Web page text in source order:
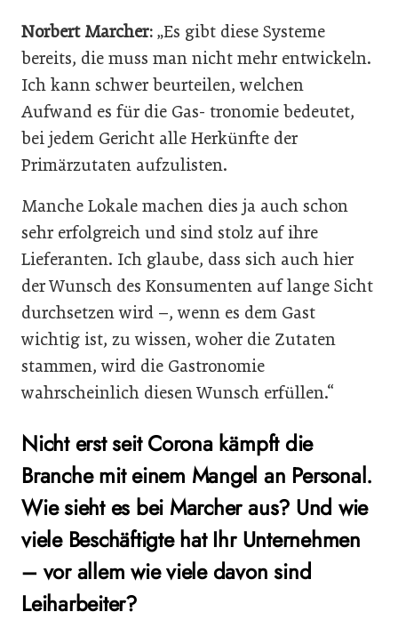
Norbert Marcher: „Es gibt diese Systeme
bereits, die muss man nicht mehr entwickeln.
Ich kann schwer beurteilen, welchen
Aufwand es für die Gas- tronomie bedeutet,
bei jedem Gericht alle Herkünfte der
Primärzutaten aufzulisten.
Manche Lokale machen dies ja auch schon
sehr erfolgreich und sind stolz auf ihre
Lieferanten. Ich glaube, dass sich auch hier
der Wunsch des Konsumenten auf lange Sicht
durchsetzen wird –, wenn es dem Gast
wichtig ist, zu wissen, woher die Zutaten
stammen, wird die Gastronomie
wahrscheinlich diesen Wunsch erfüllen.“
Nicht erst seit Corona kämpft die
Branche mit einem Mangel an Personal.
Wie sieht es bei Marcher aus? Und wie
viele Beschäftigte hat Ihr Unternehmen
– vor allem wie viele davon sind
Leiharbeiter?